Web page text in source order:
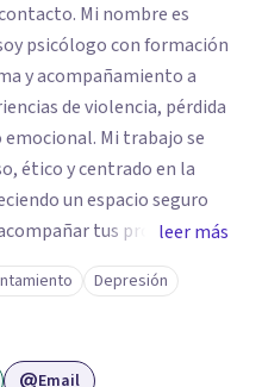
Mi nombre es
psicólogo con formación
y acompañamiento a
de violencia, pérdida
Mi trabajo se
ético y centrado en la
un espacio seguro
tus procesos
Creo firmemente en la
herramientas que
y el sentido de
leer más
Depresión
Email